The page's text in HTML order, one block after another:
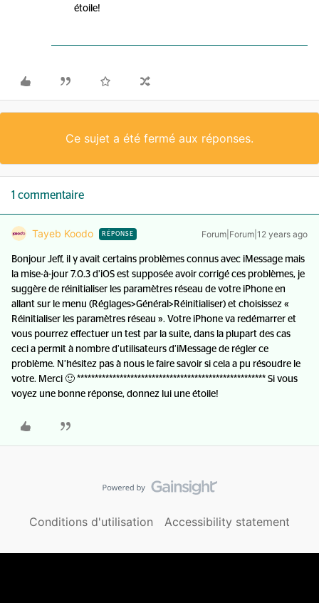
étoile!
Ce sujet a été fermé aux réponses.
1 commentaire
Tayeb Koodo RÉPONSE Forum|Forum|12 years ago
Bonjour Jeff, il y avait certains problèmes connus avec iMessage mais
la mise-à-jour 7.0.3 d’iOS est supposée avoir corrigé ces problèmes, je
suggère de réinitialiser les paramètres réseau de votre iPhone en
allant sur le menu (Réglages>Général>Réinitialiser) et choisissez «
Réinitialiser les paramètres réseau ». Votre iPhone va redémarrer et
vous pourrez effectuer un test par la suite, dans la plupart des cas
ceci a permit à nombre d’utilisateurs d’iMessage de régler ce
problème. N’hésitez pas à nous le faire savoir si cela a pu résoudre le
votre. Merci 🙂 ***************************************************** Si vous
voyez une bonne réponse, donnez lui une étoile!
Conditions d'utilisation Accessibility statement